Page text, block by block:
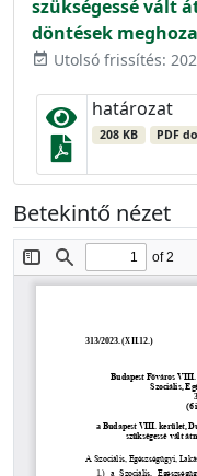
szükségessé vált
döntések
event_available Utolsó frissítés:
határozat
208 KB PDF
Betekintő nézet